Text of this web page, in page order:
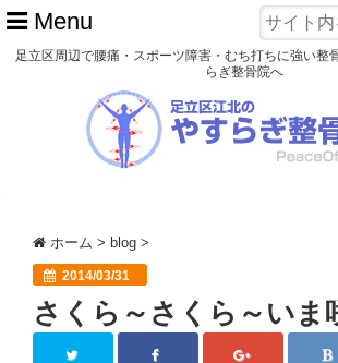
Menu
スポーツ障害
患者様の声
アクセス
足立区周辺で腰痛・スポーツ障害・むち打ちに強い整
らぎ整骨院へ
ホーム > blog >
2014/03/31
さくら～さくら～いま